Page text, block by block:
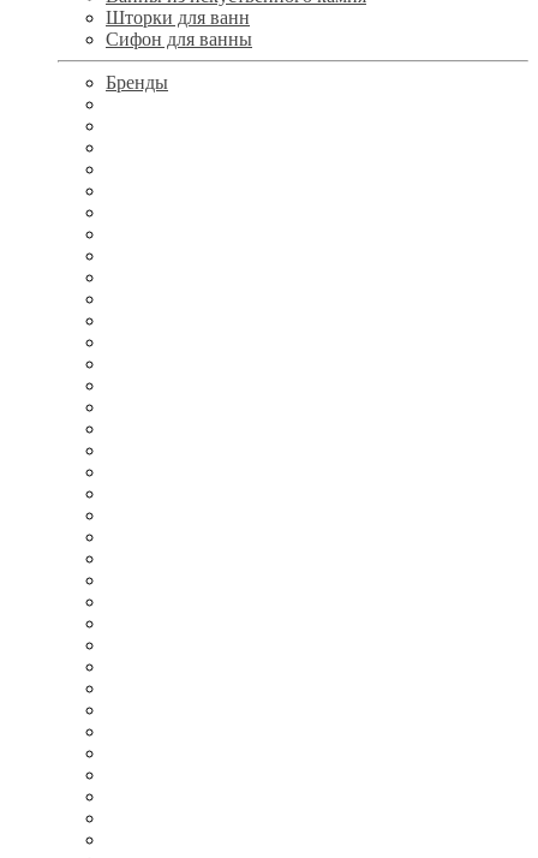
Шторки для ванн
Сифон для ванны
Бренды